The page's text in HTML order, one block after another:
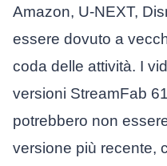
Amazon, U-NEXT,
essere dovuto a
coda delle attività. I
versioni StreamFab
potrebbero non
versione più recente,